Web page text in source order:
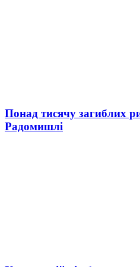
Понад тисячу загиблих
Радомишлі